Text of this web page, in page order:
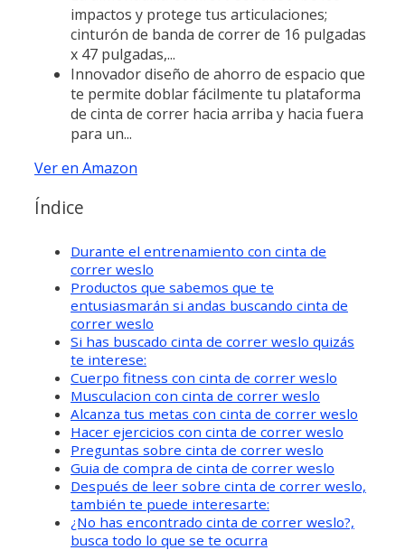
impactos y protege tus articulaciones;
cinturón de banda de correr de 16 pulgadas
x 47 pulgadas,...
Innovador diseño de ahorro de espacio que
te permite doblar fácilmente tu plataforma
de cinta de correr hacia arriba y hacia fuera
para un...
Ver en Amazon
Índice
Durante el entrenamiento con cinta de
correr weslo
Productos que sabemos que te
entusiasmarán si andas buscando cinta de
correr weslo
Si has buscado cinta de correr weslo quizás
te interese:
Cuerpo fitness con cinta de correr weslo
Musculacion con cinta de correr weslo
Alcanza tus metas con cinta de correr weslo
Hacer ejercicios con cinta de correr weslo
Preguntas sobre cinta de correr weslo
Guia de compra de cinta de correr weslo
Después de leer sobre cinta de correr weslo,
también te puede interesarte:
¿No has encontrado cinta de correr weslo?,
busca todo lo que se te ocurra